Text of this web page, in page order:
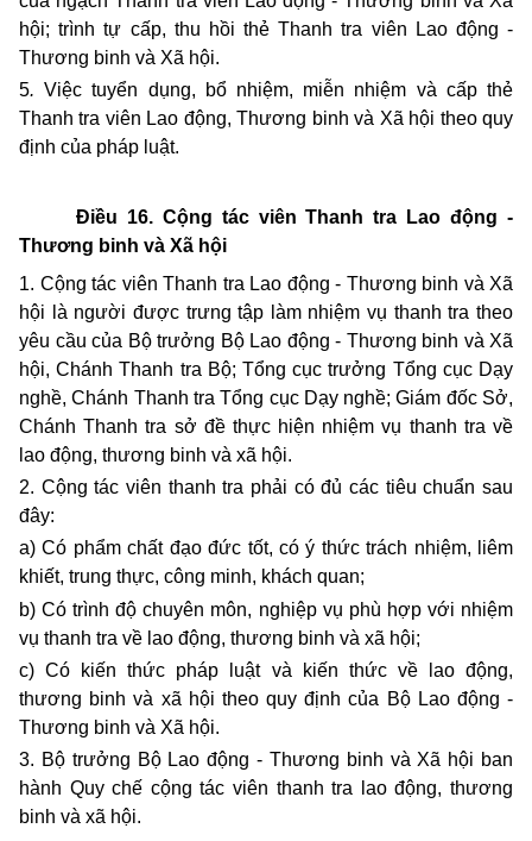
hội; trình tự cấp, thu hồi thẻ Thanh tra viên Lao động -
Thương binh và Xã hội.
5.Việc tuyển dụng, bổ nhiệm, miễn nhiệm và cấp thẻ
Thanh tra viên Lao động, Thương binh và Xã hội theo quy
định của pháp luật.
Điều 16. Cộng tác viên Thanh tra Lao động -
Thương binh và Xã hội
1. Cộng tác viên Thanh tra Lao động - Thương binh và Xã
hội là người được trưng tập làm nhiệm vụ thanh tra theo
yêu cầu của Bộ trưởng Bộ Lao động - Thương binh và Xã
hội, Chánh Thanh tra Bộ; Tổng cục trưởng Tổng cục Dạy
nghề, Chánh Thanh tra Tổng cục Dạy nghề; Giám đốc Sở,
Chánh Thanh tra sở đề thực hiện nhiệm vụ thanh tra về
lao động, thương binh và xã hội.
2. Cộng tác viên thanh tra phải có đủ các tiêu chuẩn sau
đây:
a) Có phẩm chất đạo đức tốt, có ý thức trách nhiệm, liêm
khiết, trung thực, công minh, khách quan;
b) Có trình độ chuyên môn, nghiệp vụ phù hợp với nhiệm
vụ thanh tra về lao động, thương binh và xã hội;
c) Có kiến thức pháp luật và kiến thức về lao động,
thương binh và xã hội theo quy định của Bộ Lao động -
Thương binh và Xã hội.
3. Bộ trưởng Bộ Lao động - Thương binh và Xã hội ban
hành Quy chế cộng tác viên thanh tra lao động, thương
binh và xã hội.